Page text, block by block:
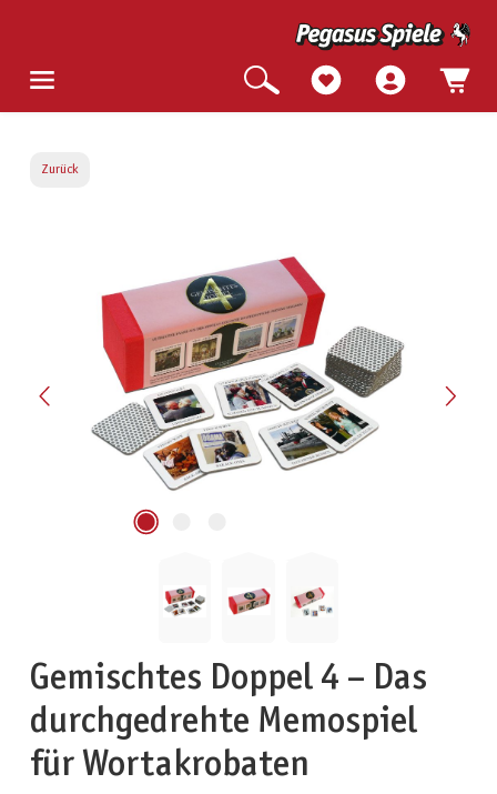
Zurück
Gemischtes Doppel 4 – Das
durchgedrehte Memospiel
für Wortakrobaten